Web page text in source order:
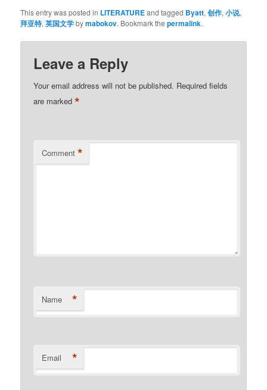
This entry was posted in LITERATUREand tagged Byatt,创作,小说,
拜亚特,英国文学bymabokov. Bookmark thepermalink.
Leave a Reply
Your email address will not be published. Required fields
are marked*
Comment *
Name *
Email *